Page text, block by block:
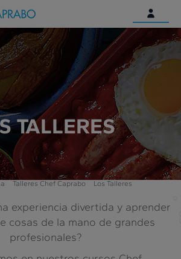
Identifícate
¿Aún no tienes una cuenta
digital?
Empieza aquí
TALLERES
Talleres Chef Caprabo Los Talleres
experiencia divertida y aprender
cosas de la mano de grandes
profesionales?